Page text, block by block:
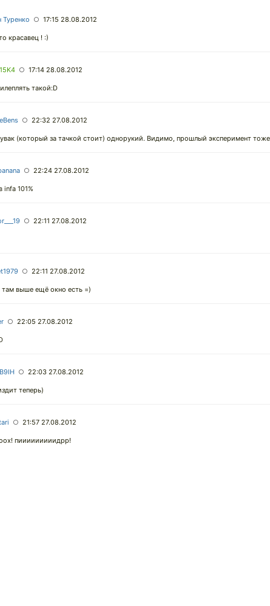
Туренко ○ 17:15 28.08.2012
красавец ! :)
○ 17:14 28.08.2012
такой:D
○ 22:32 27.08.2012
(который за тачкой стоит) однорукий. Видимо, прошлый эксперимент
○ 22:24 27.08.2012
infa 101%
○ 22:11 27.08.2012
○ 22:11 27.08.2012
выше ещё окно есть =)
○ 22:05 27.08.2012
○ 22:03 27.08.2012
здит теперь)
○ 21:57 27.08.2012
пииииииииидрр!